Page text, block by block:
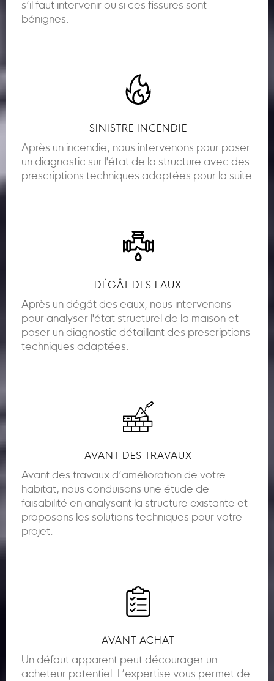
s’il faut intervenir ou si ces fissures sont
bénignes.
SINISTRE INCENDIE
Après un incendie, nous intervenons pour poser
un diagnostic sur l'état de la structure avec des
prescriptions techniques adaptées pour la suite.
DÉGÂT DES EAUX
Après un dégât des eaux, nous intervenons
pour analyser l'état structurel de la maison et
poser un diagnostic détaillant des prescriptions
techniques adaptées.
AVANT DES TRAVAUX
Avant des travaux d’amélioration de votre
habitat, nous conduisons une étude de
faisabilité en analysant la structure existante et
proposons les solutions techniques pour votre
projet.
AVANT ACHAT
Un défaut apparent peut décourager un
acheteur potentiel. L’expertise vous permet de